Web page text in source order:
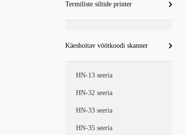
Termiliste siltide printer
Käeshoitav vöötkoodi skanner
HN-13 seeria
HN-32 seeria
HN-33 seeria
HN-35 seeria